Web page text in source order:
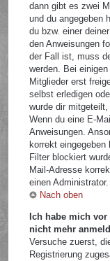
dann gibt es zwei
und du angegeben
du bzw. einer
den Anweisungen
der Fall ist, muss
werden. Bei
Mitglieder erst
selbst erledigen
wurde dir
Wenn du eine E-
Anweisungen.
korrekt
Filter blockiert
Mail-Adresse
einen Administrator.
Nach oben
Ich habe mich
nicht mehr
Versuche zuerst,
Registrierung